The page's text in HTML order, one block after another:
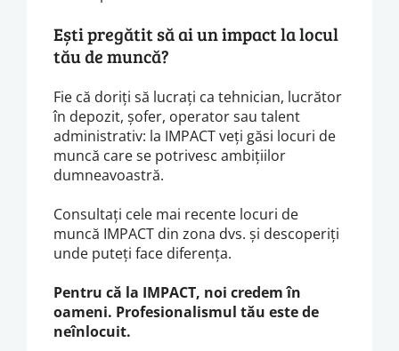
Ești pregătit să ai un impact la locul
tău de muncă?
Fie că doriți să lucrați ca tehnician, lucrător
în depozit, șofer, operator sau talent
administrativ: la IMPACT veți găsi locuri de
muncă care se potrivesc ambițiilor
dumneavoastră.
Consultați cele mai recente locuri de
muncă IMPACT din zona dvs. și descoperiți
unde puteți face diferența.
Pentru că la IMPACT, noi credem în
oameni. Profesionalismul tău este de
neînlocuit.